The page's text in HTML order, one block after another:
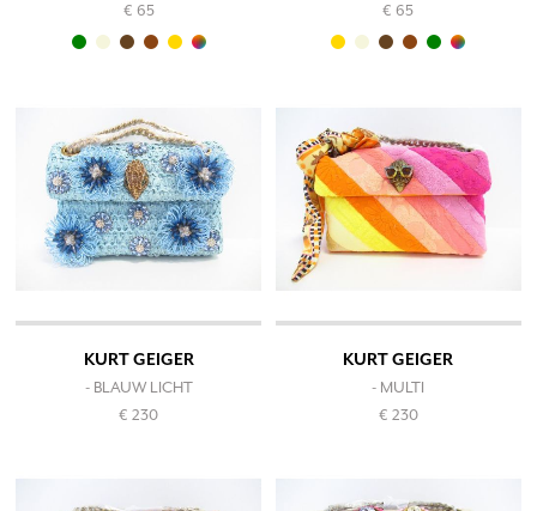
€ 65
€ 65
KURT GEIGER
- BLAUW LICHT
€ 230
KURT GEIGER
- MULTI
€ 230